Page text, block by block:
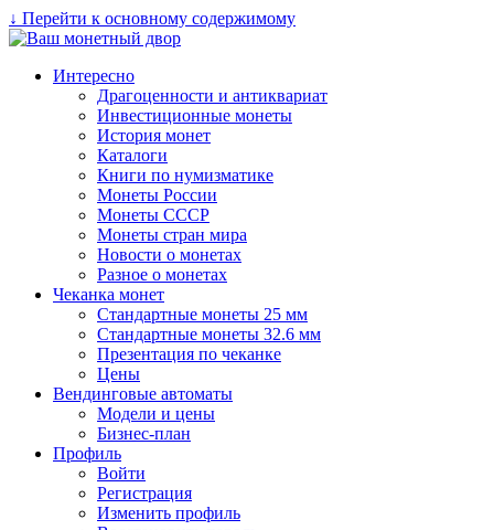
↓ Перейти к основному содержимому
Интересно
Драгоценности и антиквариат
Инвестиционные монеты
История монет
Каталоги
Книги по нумизматике
Монеты России
Монеты СССР
Монеты стран мира
Новости о монетах
Разное о монетах
Чеканка монет
Стандартные монеты 25 мм
Стандартные монеты 32.6 мм
Презентация по чеканке
Цены
Вендинговые автоматы
Модели и цены
Бизнес-план
Профиль
Войти
Регистрация
Изменить профиль